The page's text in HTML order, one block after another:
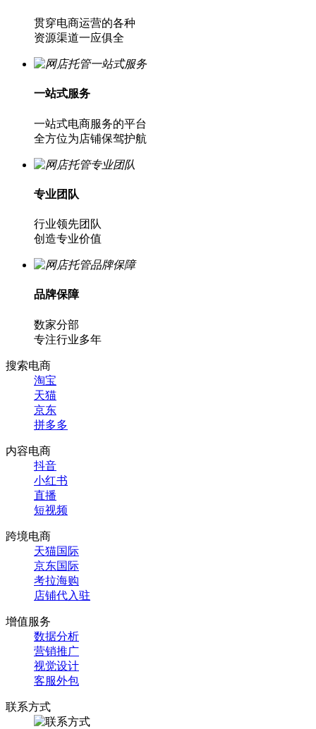
贯穿电商运营的各种
资源渠道一应俱全
一站式服务
一站式电商服务的平台
全方位为店铺保驾护航
专业团队
行业领先团队
创造专业价值
品牌保障
数家分部
专注行业多年
搜索电商
淘宝
天猫
京东
拼多多
内容电商
抖音
小红书
直播
短视频
跨境电商
天猫国际
京东国际
考拉海购
店铺代入驻
增值服务
数据分析
营销推广
视觉设计
客服外包
联系方式